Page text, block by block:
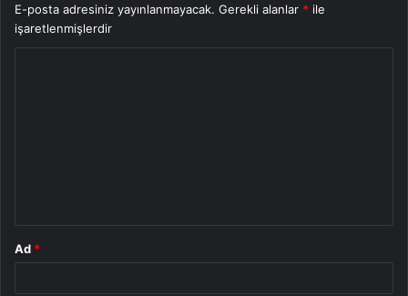
E-posta adresiniz yayınlanmayacak. Gerekli alanlar * ile
işaretlenmişlerdir
Ad *